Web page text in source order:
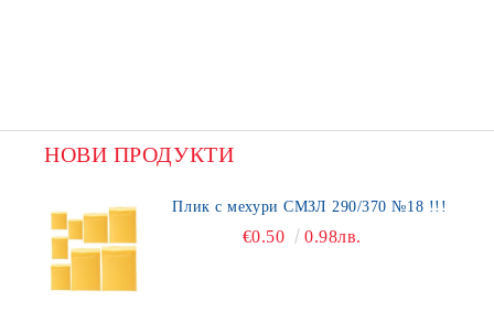
НОВИ ПРОДУКТИ
Плик с мехури СМЗЛ 290/370 №18 !!!
€0.50 0.98лв.